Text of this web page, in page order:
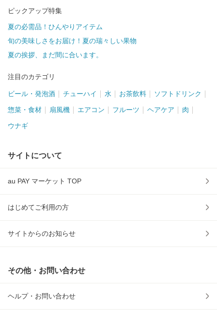
ピックアップ特集
夏の必需品！ひんやりアイテム
旬の美味しさをお届け！夏の瑞々しい果物
夏の挨拶、まだ間に合います。
注目のカテゴリ
ビール・発泡酒 チューハイ 水 お茶飲料 ソフトドリンク
惣菜・食材 扇風機 エアコン フルーツ ヘアケア 肉
ウナギ
サイトについて
au PAY マーケット TOP
はじめてご利用の方
サイトからのお知らせ
その他・お問い合わせ
ヘルプ・お問い合わせ